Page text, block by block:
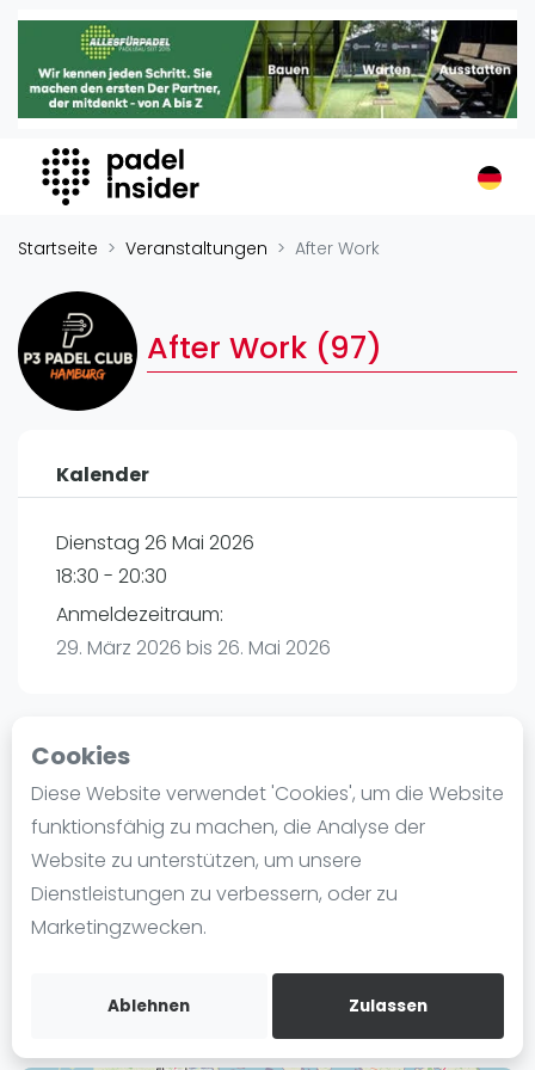
Cookies
Diese Website verwendet 'Cookies', um die Website
funktionsfähig zu machen, die Analyse der
Website zu unterstützen, um unsere
Dienstleistungen zu verbessern, oder zu
Marketingzwecken.
Ablehnen Zulassen
Padel Insider
Home
Organisationen
Buchungssysteme
Padel-Shops
Padelplatzbauer
Verschiedenes
Veranstaltungen
International
Ranking
Männer
Frauen
Blog
Die Geschichte von Padel
Regeln und Punktzählung
Padel Schläge
Video
Startseite Veranstaltungen After Work
After Work (97)
Kalender
Dienstag 26 Mai 2026
18:30 - 20:30
Anmeldezeitraum:
29. März 2026 bis 26. Mai 2026
Playtomic
P3 Padel Club Hamburg | Hamburg
Havighorster Weg 16
21031Hamburg
Routebeschrijving